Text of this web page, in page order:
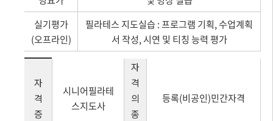
실기평가
(오프라인)
필라테스 지도실습 : 프로그램 기획, 수업계획
서 작성, 시연 및 티칭 능력 평가
자
격
증
시니어필라테
스지도사
자
격
의
종
등록(비공인)민간자격